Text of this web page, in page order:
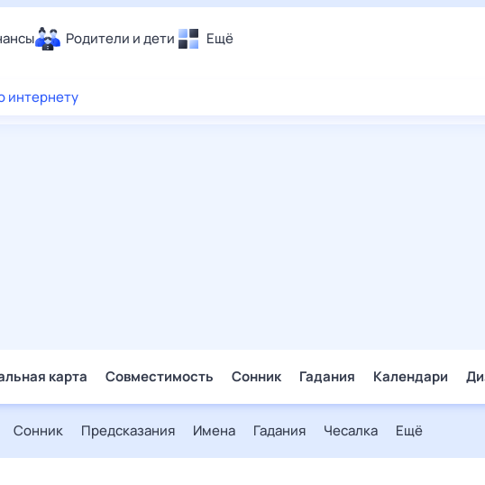
Родители и дети Ещё
Еда
интернету
карта Совместимость Сонник Гадания Календари
Сонник Предсказания Имена Гадания Чесалка Ещё